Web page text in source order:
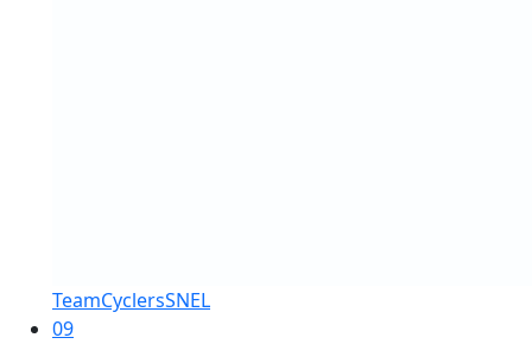
TeamCyclersSNEL
09